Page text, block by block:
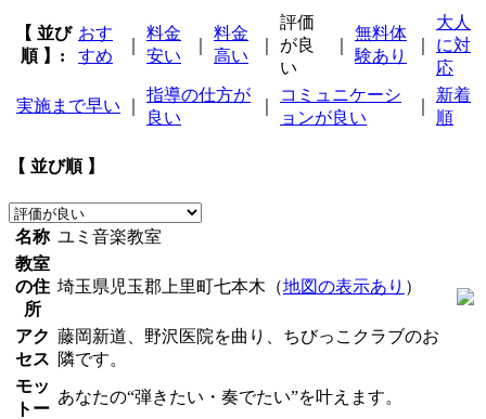
【 並び
順 】:
おす
すめ
料金
安い
料金
高い
評価
が良
い
無料体
験あり
大人
に対
応
実施まで早い
指導の仕方が
良い
コミュニケーシ
ョンが良い
新着
順
【 並び順 】
名称 ユミ音楽教室
教室
の住
所
埼玉県児玉郡上里町七本木（地図の表示あり ）
アク
セス
藤岡新道、野沢医院を曲り、ちびっこクラブのお
隣です。
モッ
トー
あなたの“弾きたい・奏でたい”を叶えます。